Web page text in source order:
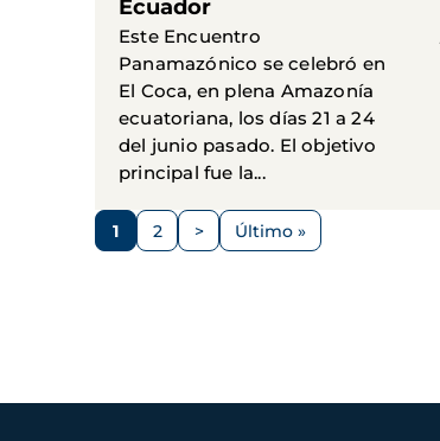
Ecuador
Este Encuentro
Panamazónico se celebró en
El Coca, en plena Amazonía
ecuatoriana, los días 21 a 24
del junio pasado. El objetivo
principal fue la...
Paginación
Página
1 Página
2
Siguiente
>
Última
Último »